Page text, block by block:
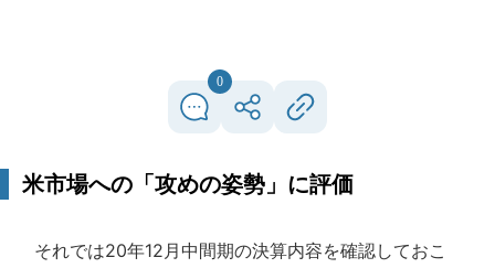
0
米市場への「攻めの姿勢」に評価
それでは20年12月中間期の決算内容を確認しておこ